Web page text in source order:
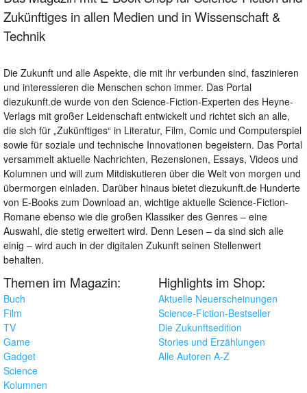
Zukünftiges in allen Medien und in Wissenschaft &
Technik
Die Zukunft und alle Aspekte, die mit ihr verbunden sind, faszinieren
und interessieren die Menschen schon immer. Das Portal
diezukunft.de wurde von den Science-Fiction-Experten des Heyne-
Verlags mit großer Leidenschaft entwickelt und richtet sich an alle,
die sich für „Zukünftiges“ in Literatur, Film, Comic und Computerspiel
sowie für soziale und technische Innovationen begeistern. Das Portal
versammelt aktuelle Nachrichten, Rezensionen, Essays, Videos und
Kolumnen und will zum Mitdiskutieren über die Welt von morgen und
übermorgen einladen. Darüber hinaus bietet diezukunft.de Hunderte
von E-Books zum Download an, wichtige aktuelle Science-Fiction-
Romane ebenso wie die großen Klassiker des Genres – eine
Auswahl, die stetig erweitert wird. Denn Lesen – da sind sich alle
einig – wird auch in der digitalen Zukunft seinen Stellenwert
behalten.
Themen im Magazin:
Buch
Film
TV
Game
Gadget
Science
Kolumnen
Highlights im Shop:
Aktuelle Neuerscheinungen
Science-Fiction-Bestseller
Die Zukunftsedition
Stories und Erzählungen
Alle Autoren A-Z